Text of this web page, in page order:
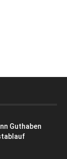
Guthaben